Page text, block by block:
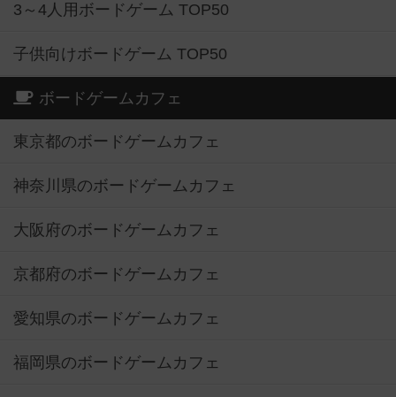
3～4人用ボードゲーム TOP50
子供向けボードゲーム TOP50
ボードゲームカフェ
東京都のボードゲームカフェ
神奈川県のボードゲームカフェ
大阪府のボードゲームカフェ
京都府のボードゲームカフェ
愛知県のボードゲームカフェ
福岡県のボードゲームカフェ